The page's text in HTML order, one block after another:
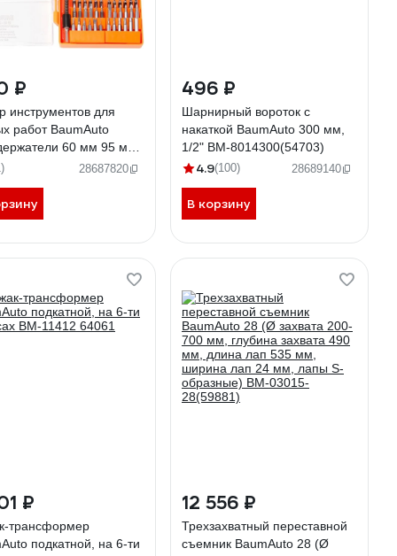
₽
инструментов для
работ BaumAuto
60 мм 95 мм,
биты t, th, h, sl, ph,
40 предметов BM-
28687820
496 ₽
Шарнирный вороток с
накаткой BaumAuto 300 мм,
1/2" BM-8014300(54703)
4.9(100) 28689140
В корзину
₽
трансформер
подкатной, на 6-ти
12 556 ₽
Трехзахватный переставной
съемник BaumAuto 28 (Ø